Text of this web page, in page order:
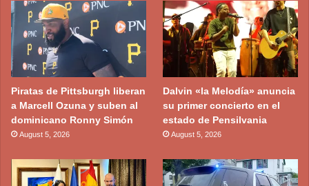
Piratas de Pittsburgh liberan
a Marcell Ozuna y suben al
dominicano Ronny Simón
August 5, 2026
Dalvin «la Melodía» anuncia
su primer concierto en el
estado de Pensilvania
August 5, 2026